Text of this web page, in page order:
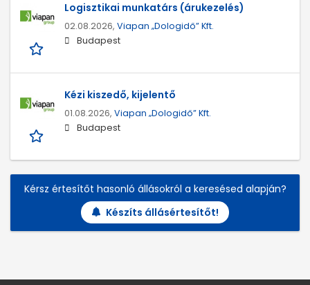
Logisztikai munkatárs (árukezelés)
02.08.2026, Viapan „Dologidő” Kft.
Budapest
Kézi kiszedő, kijelentő
01.08.2026, Viapan „Dologidő” Kft.
Budapest
Kérsz értesítőt hasonló állásokról a keresésed alapján?
Készíts állásértesítőt!